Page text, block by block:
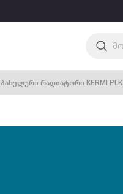
პანელური რადიატორი KERMI